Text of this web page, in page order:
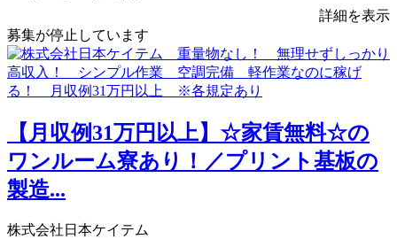
詳細を表示
募集が停止しています
【月収例31万円以上】☆家賃無料☆の
ワンルーム寮あり！／プリント基板の
製造...
株式会社日本ケイテム